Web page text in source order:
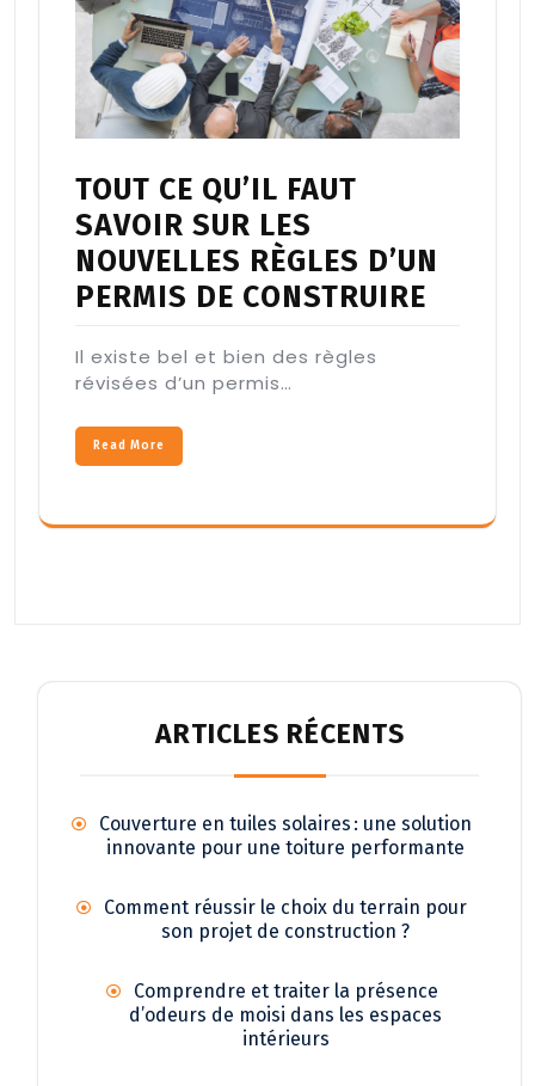
TOUT CE QU’IL FAUT
SAVOIR SUR LES
NOUVELLES RÈGLES D’UN
PERMIS DE CONSTRUIRE
Il existe bel et bien des règles
révisées d’un permis…
Read More
ARTICLES RÉCENTS
Couverture en tuiles solaires : une solution
innovante pour une toiture performante
Comment réussir le choix du terrain pour
son projet de construction ?
Comprendre et traiter la présence
d’odeurs de moisi dans les espaces
intérieurs